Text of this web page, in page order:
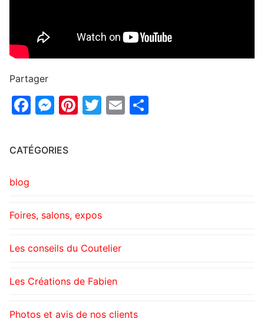
Partager
Facebook
Messenger
Pinterest
Twitter
Email
CATÉGORIES
blog
Foires, salons, expos
Les conseils du Coutelier
Les Créations de Fabien
Photos et avis de nos clients